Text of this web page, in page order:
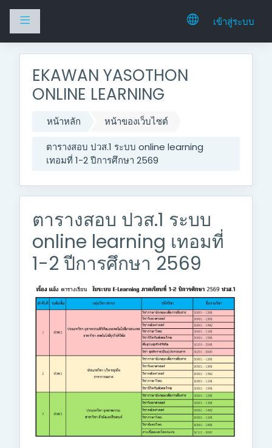
Side panel เข้าสู่ระบบ
EKAWAN YASOTHON
ONLINE LEARNING
หน้าหลัก
หน้าของเว็บไซต์
ตารางสอบ ปวส.1 ระบบ online learning
เทอมที่ 1-2 ปีการศึกษา 2569
ตารางสอบ ปวส.1 ระบบ
online learning เทอมที่
1-2 ปีการศึกษา 2569